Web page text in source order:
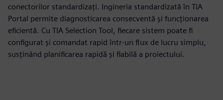
conectorilor standardizați. Ingineria standardizată în TIA
Portal permite diagnosticarea consecventă și funcționarea
eficientă. Cu TIA Selection Tool, fiecare sistem poate fi
configurat și comandat rapid într-un flux de lucru simplu,
susținând planificarea rapidă și fiabilă a proiectului.